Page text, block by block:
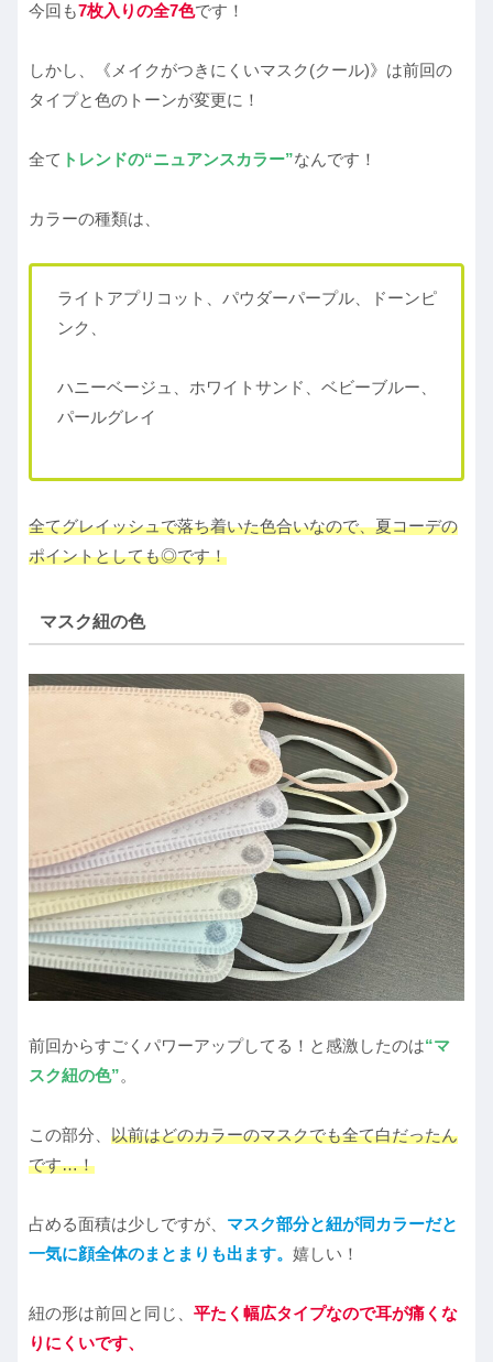
今回も7枚入りの全7色です！
しかし、《メイクがつきにくいマスク(クール)》は前回の
タイプと色のトーンが変更に！
全て トレンドの“ニュアンスカラー”なんです！
カラーの種類は、
ライトアプリコット、パウダーパープル、ドーンピ
ンク、
ハニーベージュ、ホワイトサンド、ベビーブルー、
パールグレイ
全てグレイッシュで落ち着いた色合いなので、夏コーデの
ポイントとしても◎です！
マスク紐の色
前回からすごくパワーアップしてる！と感激したのは“マ
スク紐の色”。
この部分、 以前はどのカラーのマスクでも全て白だったん
です…！
占める面積は少しですが、 マスク部分と紐が同カラーだと
一気に顔全体のまとまりも出ます。 嬉しい！
紐の形は前回と同じ、 平たく幅広タイプなので耳が痛くな
りにくいです、